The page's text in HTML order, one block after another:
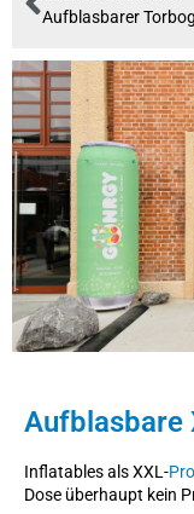
Aufblasbare
Inflatables als XXL-
Dose überhaupt kein